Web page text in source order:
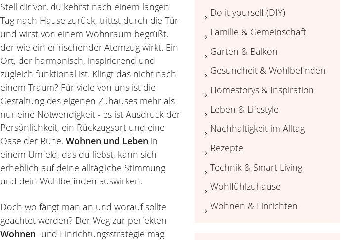
Stell dir vor, du kehrst nach einem langen
Tag nach Hause zurück, trittst durch die Tür
und wirst von einem Wohnraum begrüßt,
der wie ein erfrischender Atemzug wirkt. Ein
Ort, der harmonisch, inspirierend und
zugleich funktional ist. Klingt das nicht nach
einem Traum? Für viele von uns ist die
Gestaltung des eigenen Zuhauses mehr als
nur eine Notwendigkeit - es ist Ausdruck der
Persönlichkeit, ein Rückzugsort und eine
Oase der Ruhe. Wohnen und Leben in
einem Umfeld, das du liebst, kann sich
erheblich auf deine alltägliche Stimmung
und dein Wohlbefinden auswirken.
Doch wo fängt man an und worauf sollte
geachtet werden? Der Weg zur perfekten
Wohnen- und Einrichtungsstrategie mag
Do it yourself (DIY)
Familie & Gemeinschaft
Garten & Balkon
Gesundheit & Wohlbefinden
Homestorys & Inspiration
Leben & Lifestyle
Nachhaltigkeit im Alltag
Rezepte
Technik & Smart Living
Wohlfühlzuhause
Wohnen & Einrichten